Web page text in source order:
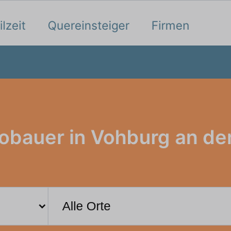
Quereinsteiger Firmen
in Vohburg an